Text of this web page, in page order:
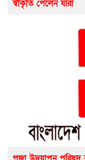
স্বীকৃতি পেলেন যারা